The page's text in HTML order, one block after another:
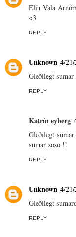
Elín Vala
<3
REPLY
Unknown 4/
Gleðilegt
REPLY
Katrín eyberg
Gleðilegt
sumar xoxo !!
REPLY
Unknown 4/
Gleðilegt
REPLY